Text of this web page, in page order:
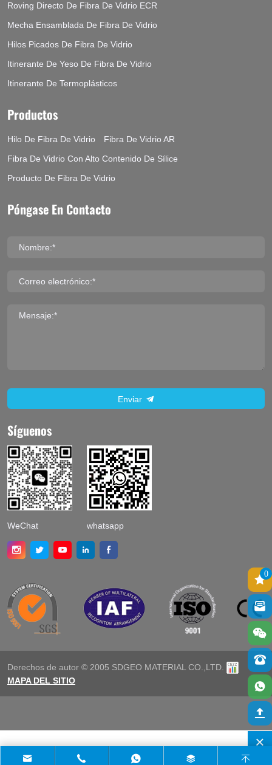
Roving Directo De Fibra De Vidrio ECR
Mecha Ensamblada De Fibra De Vidrio
Hilos Picados De Fibra De Vidrio
Itinerante De Yeso De Fibra De Vidrio
Itinerante De Termoplásticos
Productos
Hilo De Fibra De Vidrio
Fibra De Vidrio AR
Fibra De Vidrio Con Alto Contenido De Sílice
Producto De Fibra De Vidrio
Póngase En Contacto
Nombre:*
Correo electrónico:*
Mensaje:*
Enviar
Síguenos
WeChat whatsapp
Derechos de autor © 2005 SDGEO MATERIAL CO.,LTD.
MAPA DEL SITIO
0